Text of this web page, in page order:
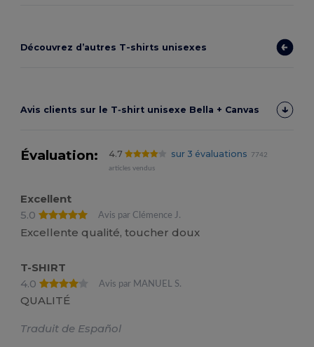
Découvrez d’autres T-shirts unisexes
Avis clients sur le T‑shirt unisexe Bella + Canvas
Évaluation: 4.7 sur 3 évaluations
7742
articles vendus
Excellent
5.0
Avis par Clémence J.
Excellente qualité, toucher doux
T-SHIRT
4.0
Avis par MANUEL S.
QUALITÉ
Traduit de Español